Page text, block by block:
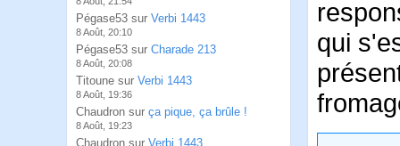
Pégase53 sur Verbi 1443
8 Août, 20:10
Pégase53 sur Charade 213
8 Août, 20:08
Titoune sur Verbi 1443
8 Août, 19:36
Chaudron sur ça pique, ça brûle !
8 Août, 19:23
Chaudron sur Verbi 1443
qui